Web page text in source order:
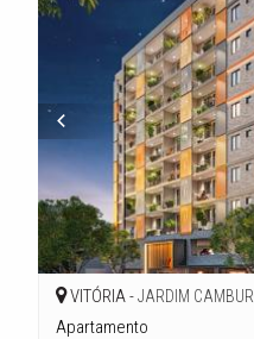
VITÓRIA -JARDIM CAMBURI
Apartamento